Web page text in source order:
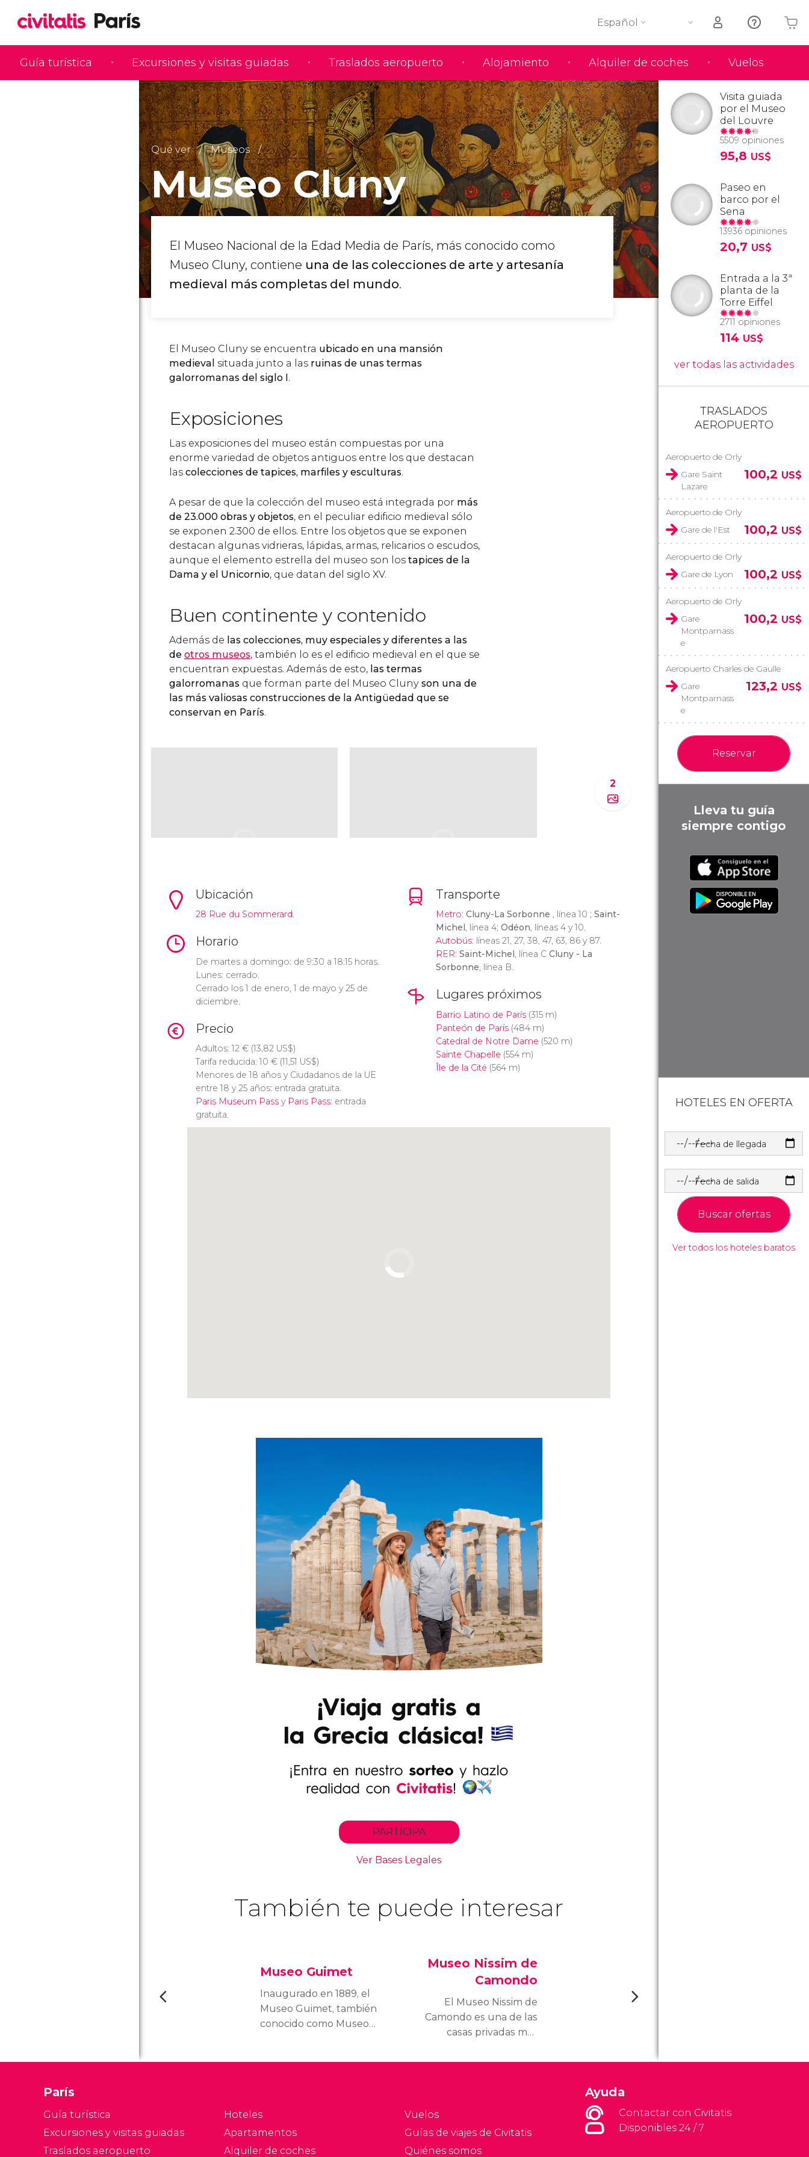
Guía turística Excursiones y visitas guiadas Traslados aeropuerto Alojamiento Alquiler de coches Vuelos
Español
Tu carrito está vacío
Qué ver Museos
Museo Cluny
El Museo Nacional de la Edad Media de París, más conocido como
Museo Cluny, contiene una de las colecciones de arte y artesanía
medieval más completas del mundo.
El Museo Cluny se encuentra ubicado en una mansión
medieval situada junto a las ruinas de unas termas
galorromanas del siglo I.
Exposiciones
Las exposiciones del museo están compuestas por una
enorme variedad de objetos antiguos entre los que destacan
las colecciones de tapices, marfiles y esculturas.
A pesar de que la colección del museo está integrada por más
de 23.000 obras y objetos, en el peculiar edificio medieval sólo
se exponen 2.300 de ellos. Entre los objetos que se exponen
destacan algunas vidrieras, lápidas, armas, relicarios o escudos,
aunque el elemento estrella del museo son los tapices de la
Dama y el Unicornio, que datan del siglo XV.
Buen continente y contenido
Además de las colecciones, muy especiales y diferentes a las
de otros museos, también lo es el edificio medieval en el que se
encuentran expuestas. Además de esto, las termas
galorromanas que forman parte del Museo Cluny son una de
las más valiosas construcciones de la Antigüedad que se
conservan en París.
2
Ubicación
28 Rue du Sommerard.
Horario
De martes a domingo: de 9:30 a 18:15 horas.
Lunes: cerrado.
Cerrado los 1 de enero, 1 de mayo y 25 de
diciembre.
Precio
Adultos: 12 € (13,82 US$)
Tarifa reducida: 10 € (11,51 US$)
Menores de 18 años y Ciudadanos de la UE
entre 18 y 25 años: entrada gratuita.
Paris Museum Pass y Paris Pass: entrada
gratuita.
Transporte
Metro: Cluny-La Sorbonne , línea 10 ; Saint-
Michel , línea 4; Odéon, líneas 4 y 10.
Autobús: líneas 21, 27, 38, 47, 63, 86 y 87.
RER: Saint-Michel , línea C Cluny - La
Sorbonne, línea B.
Lugares próximos
Barrio Latino de París(315 m)
Panteón de París(484 m)
Catedral de Notre Dame (520 m)
Sainte Chapelle (554 m)
Île de la Cité (564 m)
También te puede interesar
Museo Guimet
Inaugurado en 1889, el
Museo Guimet, también
conocido como Museo
civilizaciones orientales.
Museo Nissim de
Camondo
El Museo Nissim de
Camondo es una de las
casas privadas más
conservan del siglo XX
Visita guiada
por el Museo
del Louvre
5509 opiniones
95,8 US$
Paseo en
barco por el
Sena
13936 opiniones
20,7 US$
Entrada a la 3ª
planta de la
Torre Eiffel
2711 opiniones
114 US$
ver todas las actividades
TRASLADOS
AEROPUERTO
Aeropuerto de Orly
Gare Saint
Lazare
100,2 US$
Aeropuerto de Orly
Gare de l'Est
100,2 US$
Aeropuerto de Orly
Gare de Lyon
100,2 US$
Aeropuerto de Orly
Gare
Montparnass
e
100,2 US$
Aeropuerto Charles de Gaulle
Gare
Montparnass
e
123,2 US$
Reservar
Lleva tu guía
siempre contigo
HOTELES EN OFERTA
Fecha de llegada
Fecha de salida
Buscar ofertas
Ver todos los hoteles baratos
París
Guía turística
Excursiones y visitas guiadas
Traslados aeropuerto
Hoteles
Apartamentos
Alquiler de coches
Vuelos
Guías de viajes de Civitatis
Quiénes somos
Ayuda
Contactar con Civitatis
Disponibles 24 / 7